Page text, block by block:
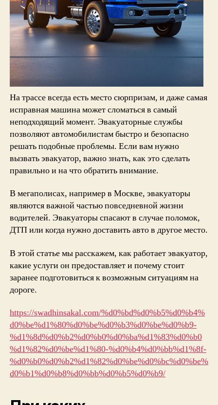
На трассе всегда есть место сюрпризам, и даже самая
исправная машина может сломаться в самый
неподходящий момент. Эвакуаторные службы
позволяют автомобилистам быстро и безопасно
решать подобные проблемы. Если вам нужно
вызвать эвакуатор, важно знать, как это сделать
правильно и на что обратить внимание.
В мегаполисах, например в Москве, эвакуаторы
являются важной частью повседневной жизни
водителей. Эвакуаторы спасают в случае поломок,
ДТП или когда нужно доставить авто в другое место.
В этой статье мы расскажем, как работает эвакуатор,
какие услуги он предоставляет и почему стоит
заранее подготовиться к возможным ситуациям на
дороге.
https://swadhinsakal.com/%d0%bd%d0%b5%d0%b4%
d0%be%d1%80%d0%be%d0%b3%d0%be%d0%b9-
%d1%8d%d0%b2%d0%b0%d0%ba%d1%83%d0%b0
%d1%82%d0%be%d1%80-%d0%b4%d0%bb%d1%8f-
%d0%b0%d0%b2%d1%82%d0%be%d0%bc%d0%be%
d0%b1%d0%b8%d0%bb%d0%b5%d0%b9/